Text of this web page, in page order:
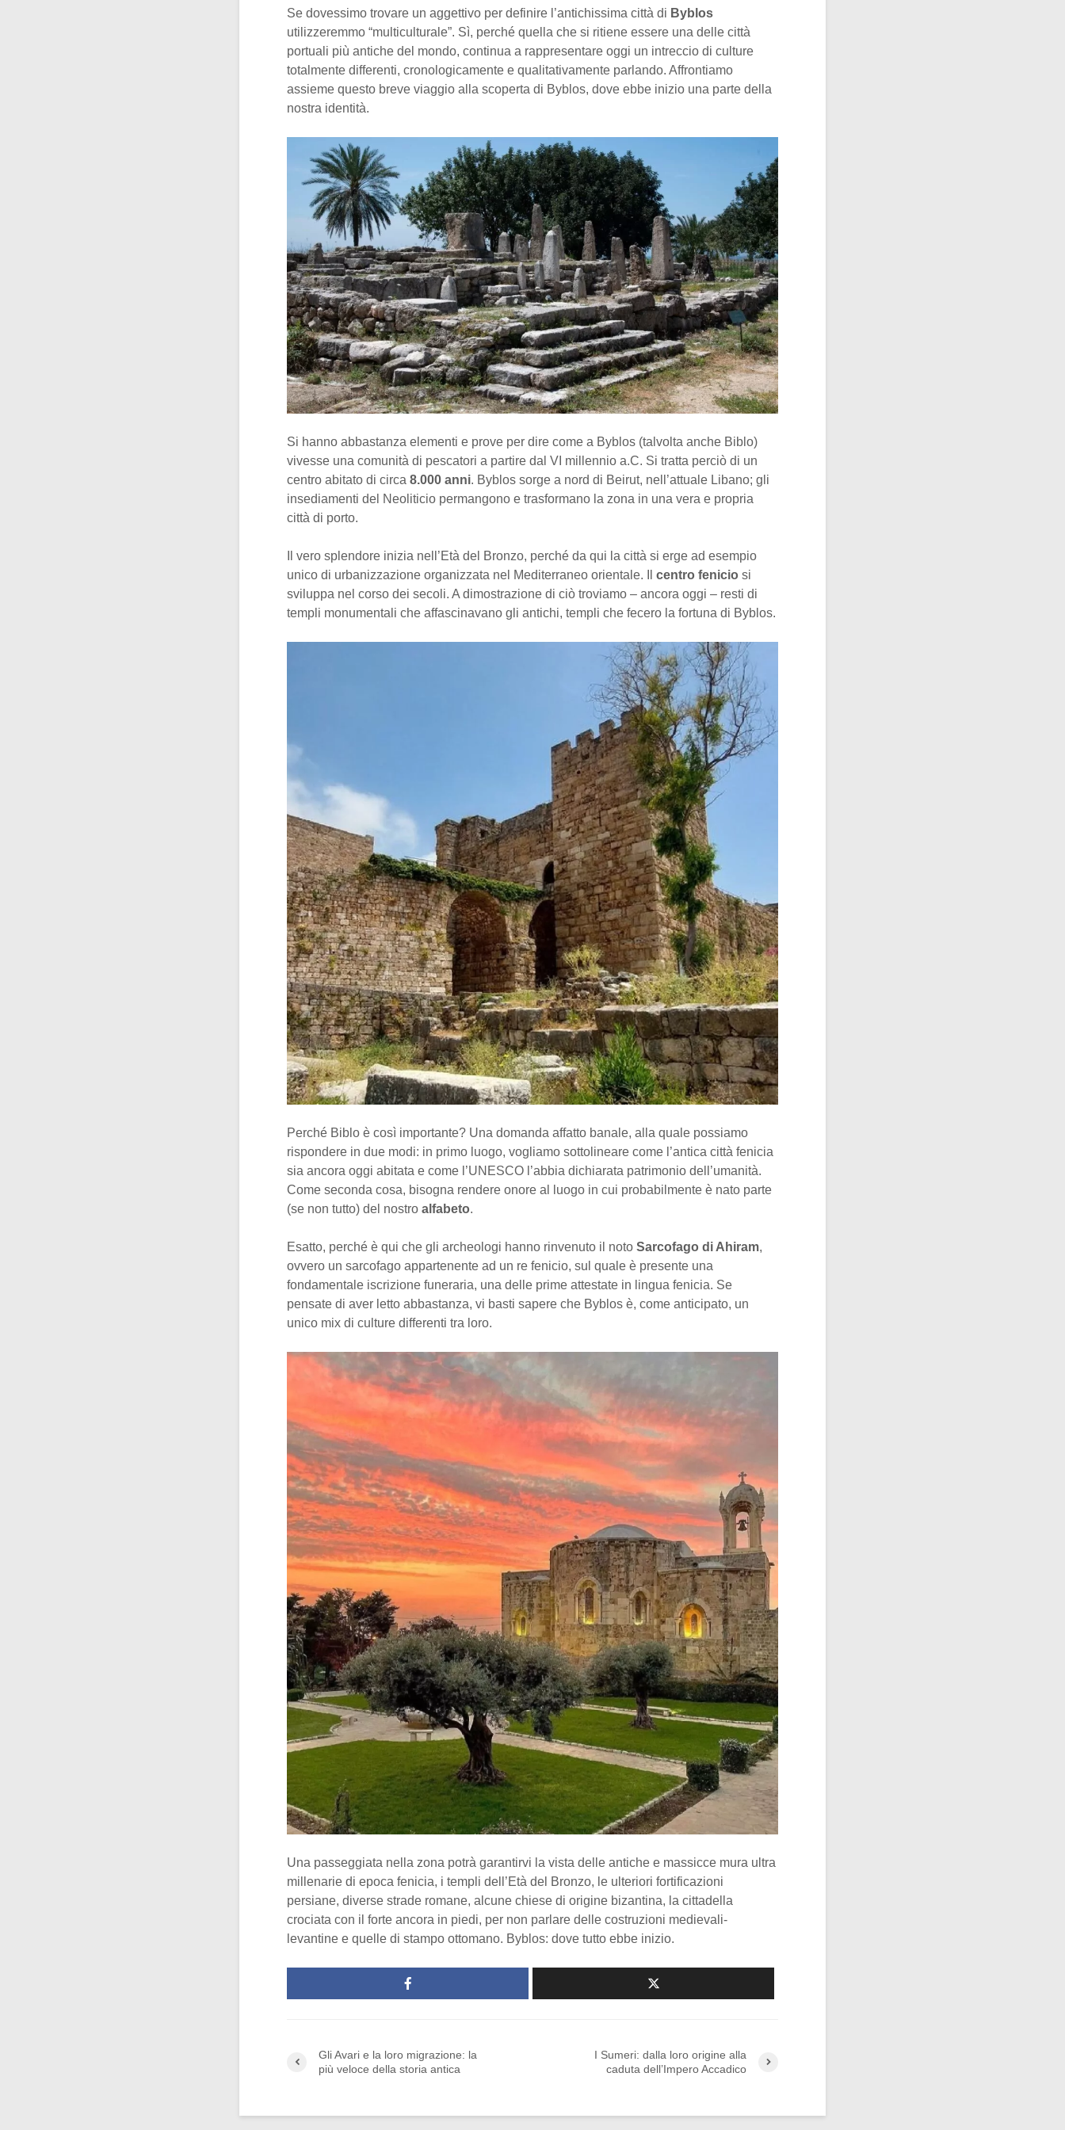
Se dovessimo trovare un aggettivo per definire l’antichissima città di Byblos
utilizzeremmo “multiculturale”. Sì, perché quella che si ritiene essere una delle città
portuali più antiche del mondo, continua a rappresentare oggi un intreccio di culture
totalmente differenti, cronologicamente e qualitativamente parlando. Affrontiamo
assieme questo breve viaggio alla scoperta di Byblos, dove ebbe inizio una parte della
nostra identità.
Si hanno abbastanza elementi e prove per dire come a Byblos (talvolta anche Biblo)
vivesse una comunità di pescatori a partire dal VI millennio a.C. Si tratta perciò di un
centro abitato di circa 8.000 anni. Byblos sorge a nord di Beirut, nell’attuale Libano; gli
insediamenti del Neoliticio permangono e trasformano la zona in una vera e propria
città di porto.
Il vero splendore inizia nell’Età del Bronzo, perché da qui la città si erge ad esempio
unico di urbanizzazione organizzata nel Mediterraneo orientale. Il centro fenicio si
sviluppa nel corso dei secoli. A dimostrazione di ciò troviamo – ancora oggi – resti di
templi monumentali che affascinavano gli antichi, templi che fecero la fortuna di Byblos.
Perché Biblo è così importante? Una domanda affatto banale, alla quale possiamo
rispondere in due modi: in primo luogo, vogliamo sottolineare come l’antica città fenicia
sia ancora oggi abitata e come l’UNESCO l’abbia dichiarata patrimonio dell’umanità.
Come seconda cosa, bisogna rendere onore al luogo in cui probabilmente è nato parte
(se non tutto) del nostro alfabeto.
Esatto, perché è qui che gli archeologi hanno rinvenuto il noto Sarcofago di Ahiram,
ovvero un sarcofago appartenente ad un re fenicio, sul quale è presente una
fondamentale iscrizione funeraria, una delle prime attestate in lingua fenicia. Se
pensate di aver letto abbastanza, vi basti sapere che Byblos è, come anticipato, un
unico mix di culture differenti tra loro.
Una passeggiata nella zona potrà garantirvi la vista delle antiche e massicce mura ultra
millenarie di epoca fenicia, i templi dell’Età del Bronzo, le ulteriori fortificazioni
persiane, diverse strade romane, alcune chiese di origine bizantina, la cittadella
crociata con il forte ancora in piedi, per non parlare delle costruzioni medievali-
levantine e quelle di stampo ottomano. Byblos: dove tutto ebbe inizio.
Gli Avari e la loro migrazione: la
più veloce della storia antica
I Sumeri: dalla loro origine alla
caduta dell’Impero Accadico